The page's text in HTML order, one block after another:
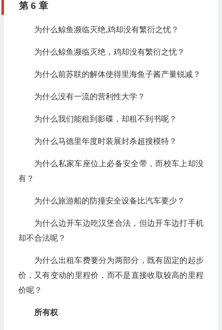
第 6 章
为什么鲸鱼濒临灭绝,鸡却没有繁衍之忧？
为什么鲸鱼濒临灭绝，鸡却没有繁衍之忧？
为什么前苏联的解体使得里海鱼子酱产量锐减？
为什么没有一流的营利性大学？
为什么我们能租到影碟，却租不到书呢？
为什么马德里年度时装展封杀超搜模特？
为什么私家车座位上必备安全带，而校车上却没
有？
为什么旅游船的防撞安全设备比汽车要少？
为什么边开车边吃汉堡合法，但边开车边打手机
却不合法呢？
为什么出租车费要分为两部分，既有固定的起步
价，又有变动的里程价，而不是直接收取较高的里程
价呢？
所有权